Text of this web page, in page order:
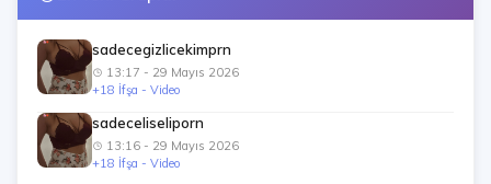
sadecegizlicekimprn
13:17 - 29 Mayıs 2026
+18 İfşa - Video
sadeceliseliporn
13:16 - 29 Mayıs 2026
+18 İfşa - Video